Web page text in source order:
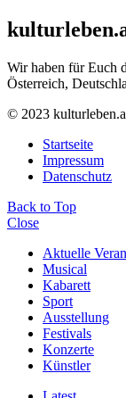
Wir haben für Euch
Österreich,
© 2023
Startseite
Impressum
Datenschutz
Back to Top
Close
Aktuelle
Musical
Kabarett
Sport
Ausstellung
Festivals
Konzerte
Künstler